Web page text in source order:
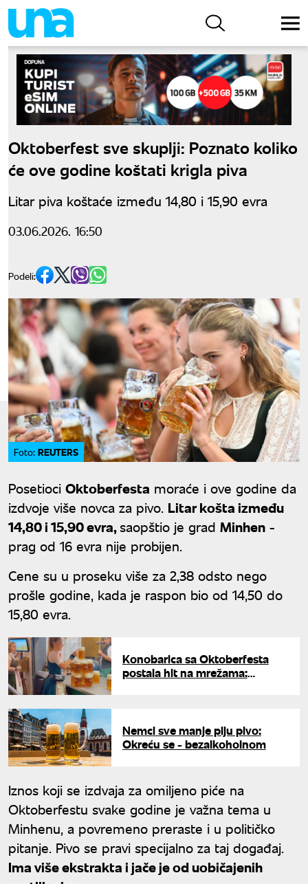
Oktoberfest sve skuplji: Poznato koliko
će ove godine koštati krigla piva
Litar piva koštaće između 14,80 i 15,90 evra
03.06.2026. 16:50
Podeli:
Foto: REUTERS
Posetioci Oktoberfesta moraće i ove godine da
izdvoje više novca za pivo. Litar košta između
14,80 i 15,90 evra,saopštio je grad Minhen -
prag od 16 evra nije probijen.
Cene su u proseku više za 2,38 odsto nego
prošle godine, kada je raspon bio od 14,50 do
15,80 evra.
Konobarica sa Oktoberfesta
postala hit na mrežama:
Nemci sve manje piju pivo:
Okreću se - bezalkoholnom
Iznos koji se izdvaja za omiljeno piće na
Oktoberfestu svake godine je važna tema u
Minhenu, a povremeno preraste i u političko
pitanje. Pivo se pravi specijalno za taj događaj.
Ima više ekstrakta i jače je od uobičajenih